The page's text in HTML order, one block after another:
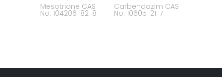
Mesotrione CAS
No. 104206-82-8
Carbendazim CAS
No. 10605-21-7